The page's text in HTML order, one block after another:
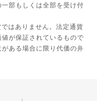
部もしくは全部を受け付
はありません。法定通貨
が保証されているもので
ある場合に限り代価の弁